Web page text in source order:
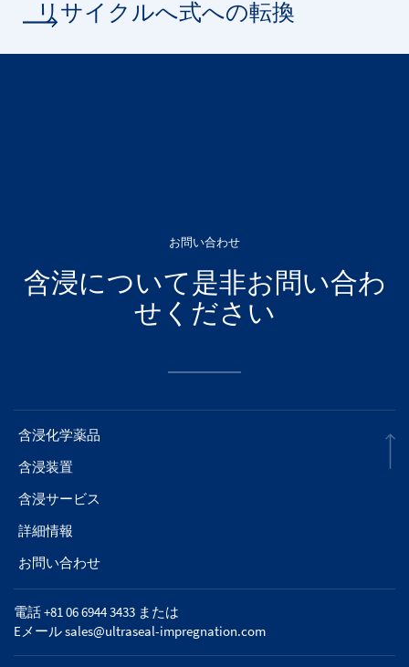
リサイクルへ式への転換
お問い合わせ
含浸について是非お問い合わ
せください
含浸化学薬品
含浸装置
含浸サービス
詳細情報
お問い合わせ
電話 +81 06 6944 3433 または
Eメールsales@ultraseal-impregnation.com